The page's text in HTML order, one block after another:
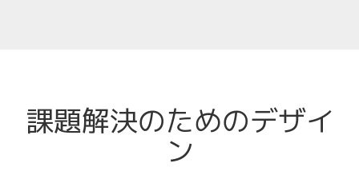
課題解決のためのデザイ
ン